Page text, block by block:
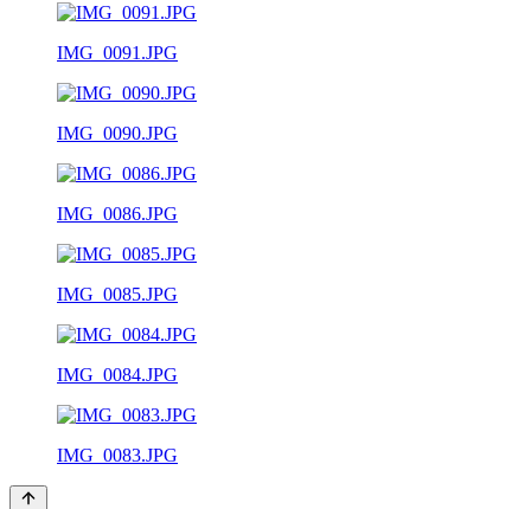
IMG_0091.JPG
IMG_0090.JPG
IMG_0086.JPG
IMG_0085.JPG
IMG_0084.JPG
IMG_0083.JPG